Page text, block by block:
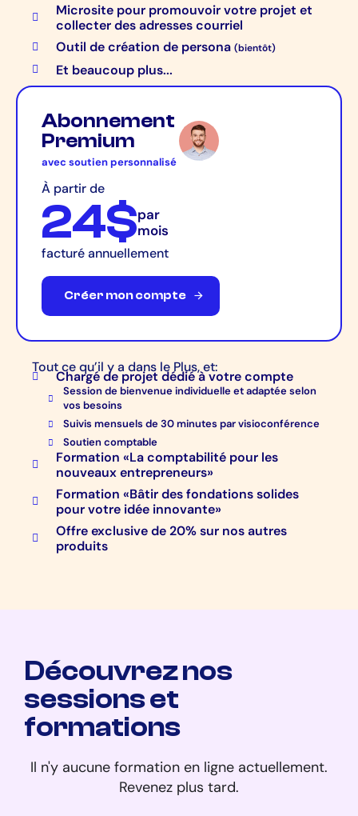
Microsite pour promouvoir votre projet et
collecter des adresses courriel
Outil de création de persona (bientôt)
Et beaucoup plus...
Abonnement
Premium
avec soutien personnalisé
À partir de
24$par
mois
facturé annuellement
Créer mon compte
Tout ce qu’il y a dans le Plus, et:
Chargé de projet dédié à votre compte
Session de bienvenue individuelle et adaptée selon
vos besoins
Suivis mensuels de 30 minutes par visioconférence
Soutien comptable
Formation «La comptabilité pour les
nouveaux entrepreneurs»
Formation «Bâtir des fondations solides
pour votre idée innovante»
Offre exclusive de 20% sur nos autres
produits
Découvrez nos
sessions et
formations
Il n'y aucune formation en ligne actuellement.
Revenez plus tard.